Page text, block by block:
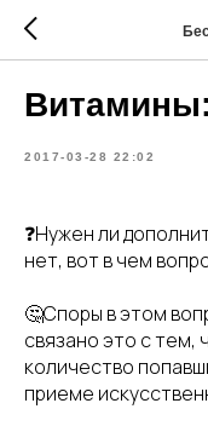
2017-03-28 22:02
❓Нужен ли
нет, вот в чем
🤔Споры в этом
связано это с тем,
количество
приеме